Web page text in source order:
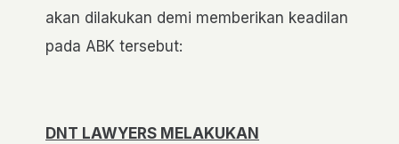
akan dilakukan demi memberikan keadilan
pada ABK tersebut:
DNT LAWYERS MELAKUKAN